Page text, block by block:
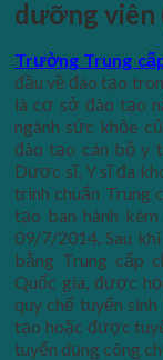
dưỡng viên
Trường Trung
đầu về đào tạo
là cơ sở đào tạo
ngành sức khỏe
đào tạo cán bộ y
Dược sĩ, Y sĩ đa
trình chuẩn Trung
tạo ban hành
09/7/2014. Sau
bằng Trung cấp
Quốc gia, được
quy chế tuyển
tạo hoặc được
tuyển dụng công